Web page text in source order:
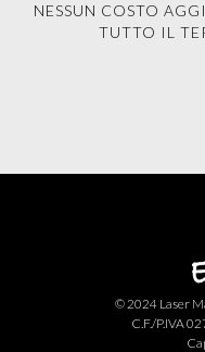
NESSUN COSTO
TUTTO IL
© 2024 Laser
C.F./P.IVA